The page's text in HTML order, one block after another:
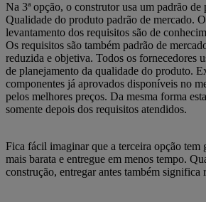
Na 3ª opção, o construtor usa um padrão de
Qualidade do produto padrão de mercado.
levantamento dos requisitos são de
Os requisitos são também padrão de
reduzida e objetiva. Todos os fornecedores
de planejamento da qualidade do produto.
componentes já aprovados disponíveis no
pelos melhores preços. Da mesma forma
somente depois dos requisitos atendidos.
Fica fácil imaginar que a terceira opção tem
mais barata e entregue em menos tempo.
construção, entregar antes também significa